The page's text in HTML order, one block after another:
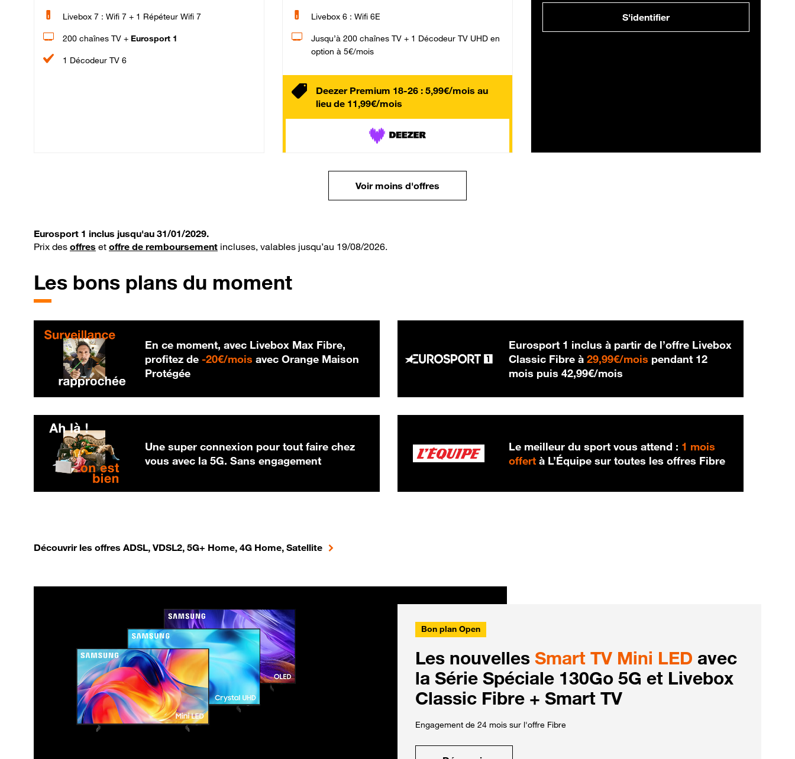
Livebox 7 : Wifi 7 + 1 Répéteur Wifi 7
200 chaînes TV + Eurosport 1
1 Décodeur TV 6
Livebox 6 : Wifi 6E
Jusqu’à 200 chaînes TV + 1 Décodeur TV UHD en
option à 5€/mois
Deezer Premium 18-26 : 5,99€/mois au
lieu de 11,99€/mois
S'identifier
Voir moins d'offres
Eurosport 1 inclus jusqu'au 31/01/2029.
Prix des offres et offre de remboursement incluses, valables jusqu’au 19/08/2026.
Les bons plans du moment
En ce moment, avec Livebox Max Fibre,
profitez de -20€/mois 20 € par mois
avec Orange Maison
Protégée
Eurosport 1 inclus à partir de l’offre Livebox
Classic Fibre à29,99€/mois 29,99 € par mois
pendant 12
mois puis42,99€/mois
Une super connexion pour tout faire chez
vous avec la 5G. Sans engagement
Le meilleur du sport vous attend : 1 mois
offert à L’Équipe sur toutes les offres Fibre
Découvrir les offres ADSL, VDSL2, 5G+ Home, 4G Home, Satellite
Bon plan Open
Les nouvelles Smart TV Mini LED avec
la Série Spéciale 130Go 5G et Livebox
Classic Fibre + Smart TV
Engagement de 24 mois sur l'offre Fibre